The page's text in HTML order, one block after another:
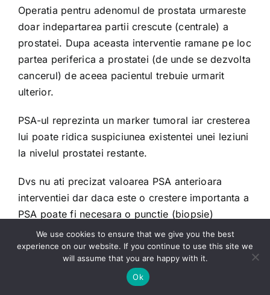
Operatia pentru adenomul de prostata urmareste
doar indepartarea partii crescute (centrale) a
prostatei. Dupa aceasta interventie ramane pe loc
partea periferica a prostatei (de unde se dezvolta
cancerul) de aceea pacientul trebuie urmarit
ulterior.
PSA-ul reprezinta un marker tumoral iar cresterea
lui poate ridica suspiciunea existentei unei leziuni
la nivelul prostatei restante.
Dvs nu ati precizat valoarea PSA anterioara
interventiei dar daca este o crestere importanta a
PSA poate fi necesara o punctie (biopsie)
prostatica.
Va sfatuiesc sa va prezetati la o reevaluare
urologica (la Sibiu puteti apela pentru o
We use cookies to ensure that we give you the best
experience on our website. If you continue to use this site we
will assume that you are happy with it.
Ok